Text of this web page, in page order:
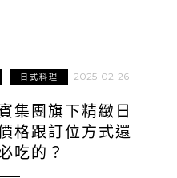
日式料理 2025-02-26
集團旗下精緻日
格跟訂位方式還
吃的？